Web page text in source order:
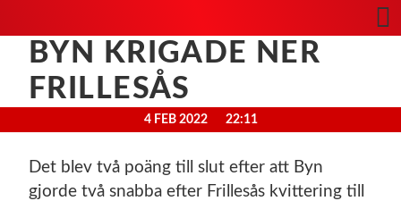
BYN KRIGADE NER
FRILLESÅS
4 FEB 2022 22:11
Det blev två poäng till slut efter att Byn
gjorde två snabba efter Frillesås kvittering till